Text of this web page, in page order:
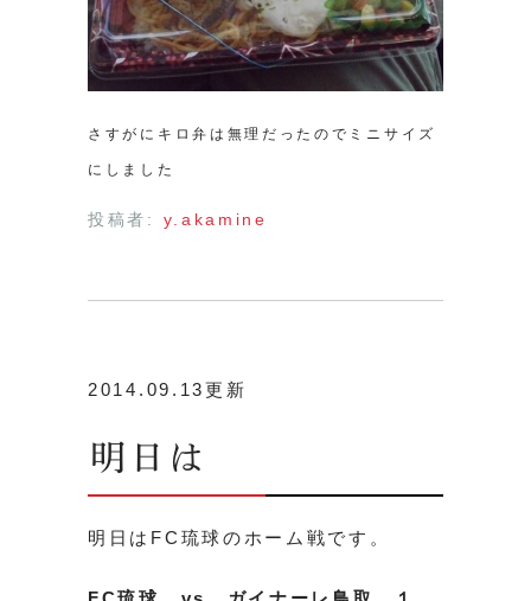
さすがにキロ弁は無理だったのでミニサイズ
にしました
投稿者: y.akamine
2014.09.13更新
明日は
明日はFC琉球のホーム戦です。